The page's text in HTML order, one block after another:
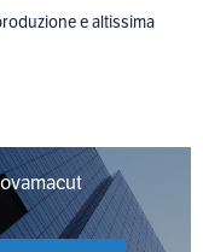
e altissima